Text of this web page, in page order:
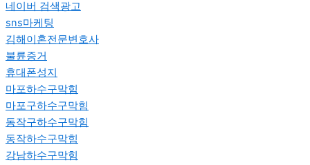
네이버 검색광고
sns마케팅
김해이혼전문변호사
불륜증거
휴대폰성지
마포하수구막힘
마포구하수구막힘
동작구하수구막힘
동작하수구막힘
강남하수구막힘